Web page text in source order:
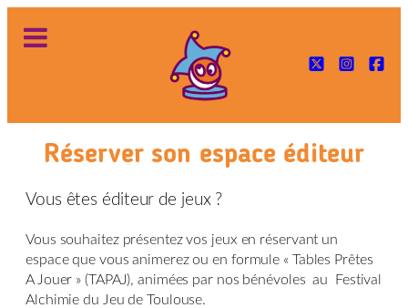
Réserver son espace éditeur
Vous êtes éditeur de jeux ?
Vous souhaitez présentez vos jeux en réservant un
espace que vous animerez ou en formule « Tables Prêtes
A Jouer » (TAPAJ), animées par nos bénévoles au Festival
Alchimie du Jeu de Toulouse.